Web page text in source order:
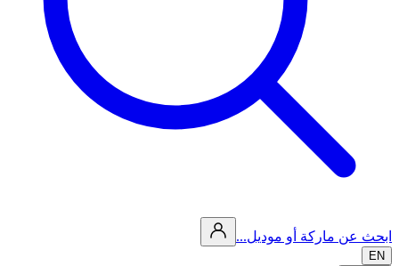
ابحث عن ماركة أو موديل...
EN